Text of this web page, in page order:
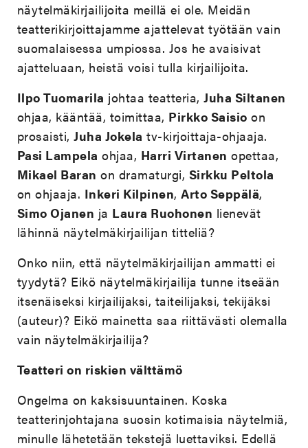
näytelmäkirjailijoita meillä ei ole. Meidän
teatterikirjoittajamme ajattelevat työtään vain
suomalaisessa umpiossa. Jos he avaisivat
ajatteluaan, heistä voisi tulla kirjailijoita.
Ilpo Tuomarila johtaa teatteria,Juha Siltanen
ohjaa, kääntää, toimittaa, Pirkko Saisio on
prosaisti,Juha Jokela tv-kirjoittaja-ohjaaja.
Pasi Lampela ohjaa, Harri Virtanen opettaa,
Mikael Baran on dramaturgi, Sirkku Peltola
on ohjaaja. Inkeri Kilpinen,Arto Seppälä,
Simo Ojanen ja Laura Ruohonen lienevät
lähinnä näytelmäkirjailijan titteliä?
Onko niin, että näytelmäkirjailijan ammatti ei
tyydytä? Eikö näytelmäkirjailija tunne itseään
itsenäiseksi kirjailijaksi, taiteilijaksi, tekijäksi
(auteur)? Eikö mainetta saa riittävästi olemalla
vain näytelmäkirjailija?
Teatteri on riskien välttämö
Ongelma on kaksisuuntainen. Koska
teatterinjohtajana suosin kotimaisia näytelmiä,
minulle lähetetään tekstejä luettaviksi. Edellä